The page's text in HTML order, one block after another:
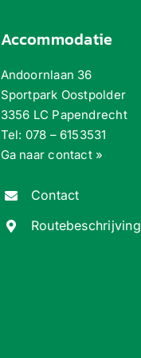
Accommodatie
Andoornlaan 36
Sportpark Oostpolder
3356 LC Papendrecht
Tel: 078 – 6153531
Ga naar contact »
Contact
Routebeschrijving